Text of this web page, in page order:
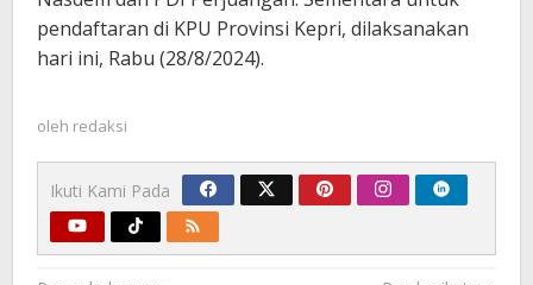
pendaftaran di KPU Provinsi Kepri, dilaksanakan
hari ini, Rabu (28/8/2024).
oleh redaksi
Ikuti Kami Pada